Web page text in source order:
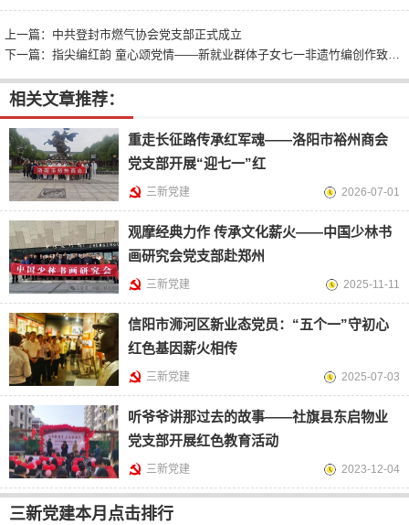
上一篇： 中共登封市燃气协会党支部正式成立
下一篇： 指尖编红韵 童心颂党情——新就业群体子女七一非遗竹编创作致敬建党节
相关文章推荐：
重走长征路传承红军魂——洛阳市裕州商会
党支部开展“迎七一”红
三新党建 2026-07-01
观摩经典力作 传承文化薪火——中国少林书
画研究会党支部赴郑州
三新党建 2025-11-11
信阳市浉河区新业态党员：“五个一”守初心
红色基因薪火相传
三新党建 2025-07-03
听爷爷讲那过去的故事——社旗县东启物业
党支部开展红色教育活动
三新党建 2023-12-04
三新党建本月点击排行